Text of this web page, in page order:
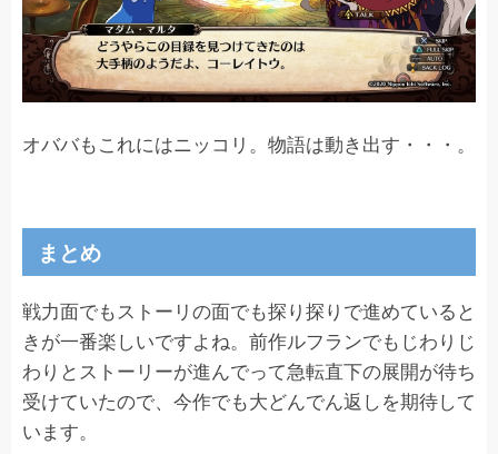
オババもこれにはニッコリ。物語は動き出す・・・。
まとめ
戦力面でもストーリの面でも探り探りで進めていると
きが一番楽しいですよね。前作ルフランでもじわりじ
わりとストーリーが進んでって急転直下の展開が待ち
受けていたので、今作でも大どんでん返しを期待して
います。